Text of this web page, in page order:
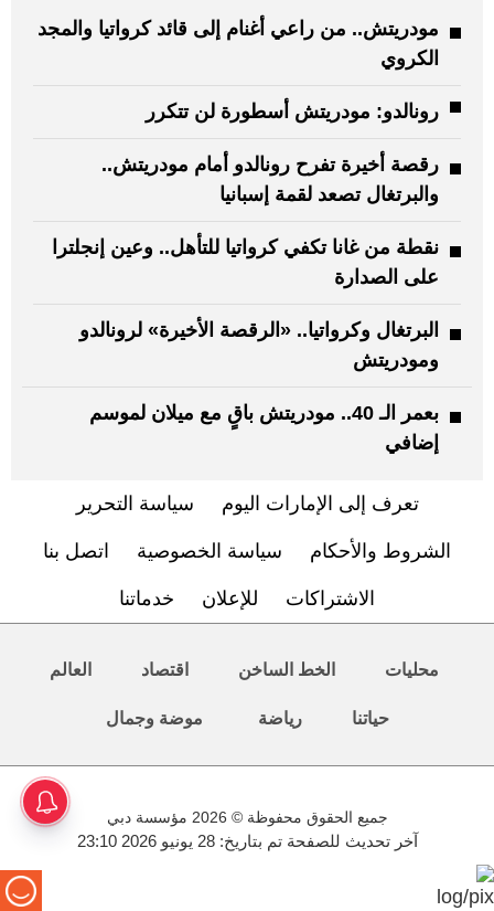
مودريتش.. من راعي أغنام إلى قائد كرواتيا والمجد
الكروي
رونالدو: مودريتش أسطورة لن تتكرر
رقصة أخيرة تفرح رونالدو أمام مودريتش..
والبرتغال تصعد لقمة إسبانيا
نقطة من غانا تكفي كرواتيا للتأهل.. وعين إنجلترا
على الصدارة
البرتغال وكرواتيا.. «الرقصة الأخيرة» لرونالدو
ومودريتش
بعمر الـ 40.. مودريتش باقٍ مع ميلان لموسم
إضافي
تعرف إلى الإمارات اليوم سياسة التحرير
الشروط والأحكام سياسة الخصوصية اتصل بنا
الاشتراكات للإعلان خدماتنا
محليات الخط الساخن اقتصاد العالم
حياتنا رياضة موضة وجمال
جميع الحقوق محفوظة © 2026 مؤسسة دبي
آخر تحديث للصفحة تم بتاريخ: 28 يونيو 2026 23:10